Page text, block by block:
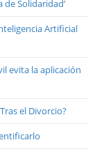
de Solidaridad’
Artificial
evita la aplicación
el Divorcio?